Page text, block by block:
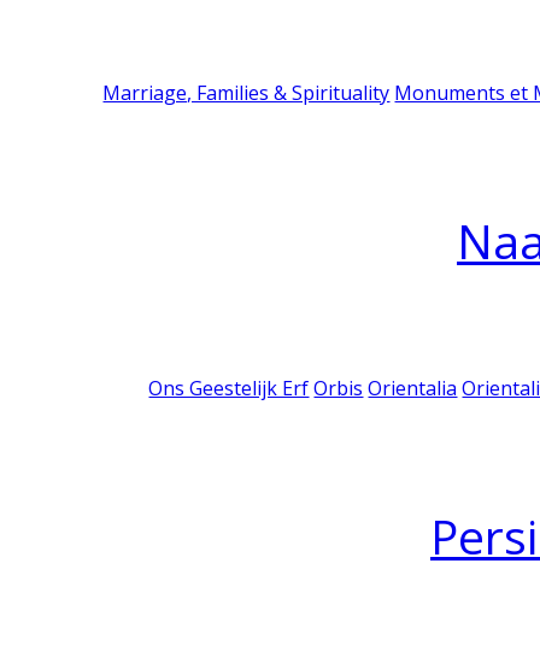
Marriage, Families & Spirituality Monuments et
Ons Geestelijk Erf Orbis Orientalia